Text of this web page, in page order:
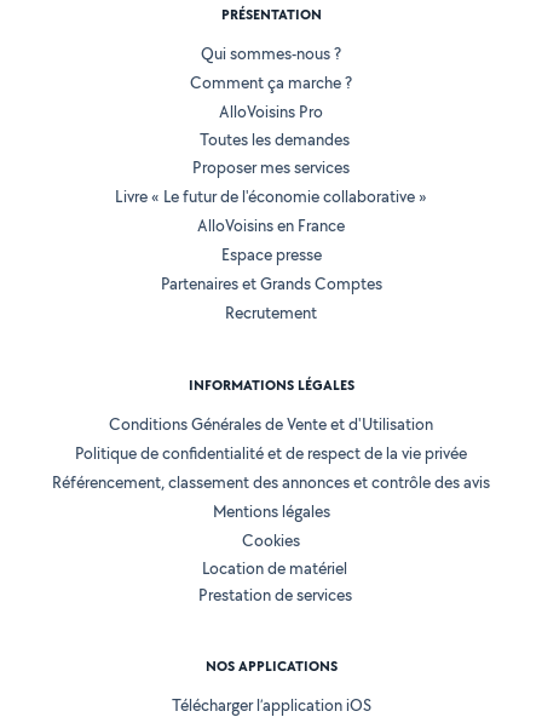
PRÉSENTATION
Qui sommes-nous ?
Comment ça marche ?
AlloVoisins Pro
Toutes les demandes
Proposer mes services
Livre « Le futur de l'économie collaborative »
AlloVoisins en France
Espace presse
Partenaires et Grands Comptes
Recrutement
INFORMATIONS LÉGALES
Conditions Générales de Vente et d'Utilisation
Politique de confidentialité et de respect de la vie privée
Référencement, classement des annonces et contrôle des avis
Mentions légales
Cookies
Location de matériel
Prestation de services
NOS APPLICATIONS
Télécharger l’application iOS